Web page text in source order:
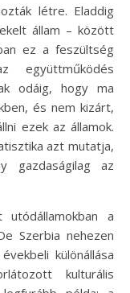
létre. Eladdig
állam – között
ez a feszültség
együttműködés
odáig, hogy ma
és nem kizárt,
ezek az államok.
azt mutatja,
gazdaságilag az
a
Szerbia nehezen
különállása
kulturális